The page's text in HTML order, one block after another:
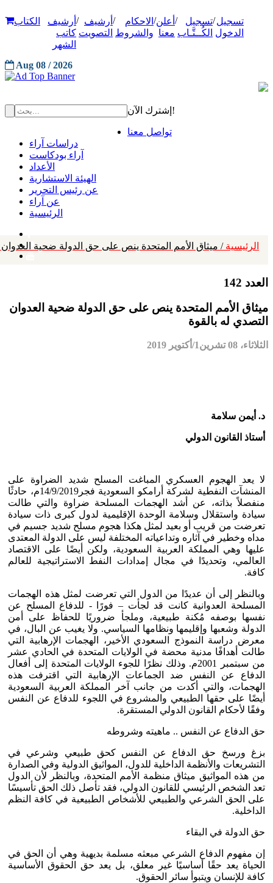
تسجيل
الدخول
/تسجيل
الكُــتَّـاب
/ أعلن
معنا
/ الاحكام
والشروط
/ أرشيف
التصويت
/ أرشيف
كاتب
الشهر
الكتاب
Aug 08 / 2026
إشترك الآن!
تواصل معنا
دراسات آراء
آراء بودكاست
الأعداد
الهيئة الاستشارية
عن رئيس التحرير
عن آراء
الرئيسية
الرئيسية / ميثاق الأمم المتحدة ينص على حق الدولة ضحية العدوان
العدد 142
ميثاق الأمم المتحدة ينص على حق الدولة ضحية العدوان
التصدي له بالقوة
الثلاثاء، 08 تشرين1/أكتوير 2019
د. أيمن سلامة
أستاذ القانون الدولي
لا يعد الهجوم العسكري المباغت المسلح شديد الضراوة على
المنشآت النفطية لشركة أرامكو السعودية فجر14/9/2019م، حادثًا
منفصلاً بذاته، عن أشد الهجمات المسلحة ضراوة والتي طالت
سيادة واستقلال وسلامة الوحدة الإقليمية لدول كبرى ذات سيادة
تعرضت من قريب أو بعيد لمثل هكذا هجوم مسلح شديد جسيم في
مداه وخطير في آثاره وتداعياته المختلفة ليس على الدولة المعتدى
عليها وهي المملكة العربية السعودية، ولكن أيضًا على الاقتصاد
العالمي، وتحديدًا في مجال إمدادات النفط الاستراتيجية للعالم
كافة.
وبالنظر إلى أن عديدًا من الدول التي تعرضت لمثل هذه الهجمات
المسلحة العدوانية كانت قد لجأت – فورًا - للدفاع المسلح عن
نفسها بوصفه مُكنة طبيعية، وملجأ ضروريًا للحفاظ على أمن
الدولة وشعبها وإقليمها ونظامها السياسي. ولا يغيب عن البال، في
معرض دراسة النموذج السعودي الأخير، الهجمات الإرهابية التي
طالت أهدافًا مدنية محضة في الولايات المتحدة في الحادي عشر
من سبتمبر 2001م. وذلك نظرًا للجوء الولايات المتحدة إلى أفعال
الدفاع عن النفس ضد الجماعات الإرهابية التي اقترفت هذه
الهجمات، والتي أكدت من جانب آخر المملكة العربية السعودية
أيضًا على حقها الطبيعي والمشروع في اللجوء للدفاع عن النفس
وفقًا لأحكام القانون الدولي المستقرة.
حق الدفاع عن النفس .. ماهيته وشروطه
بزغ ورسخ حق الدفاع عن النفس كحق طبيعي وشرعي في
التشريعات والأنظمة الداخلية للدول، المواثيق الدولية وفي الصدارة
من هذه المواثيق ميثاق منظمة الأمم المتحدة، وبالنظر لأن الدول
تعد الشخص الرئيسي للقانون الدولي، فقد تأصل ذلك الحق تأسيسًا
على الحق الشرعي والطبيعي للأشخاص الطبيعية في كافة النظم
الداخلية.
حق الدولة في البقاء
إن مفهوم الدفاع الشرعي مبعثه مسلمة بديهية وهي أن الحق في
الحياة يعد حقًا أساسيًا غير معلق، بل يعد حق الحقوق الأساسية
كافة للإنسان ويتبوأ سائر الحقوق.